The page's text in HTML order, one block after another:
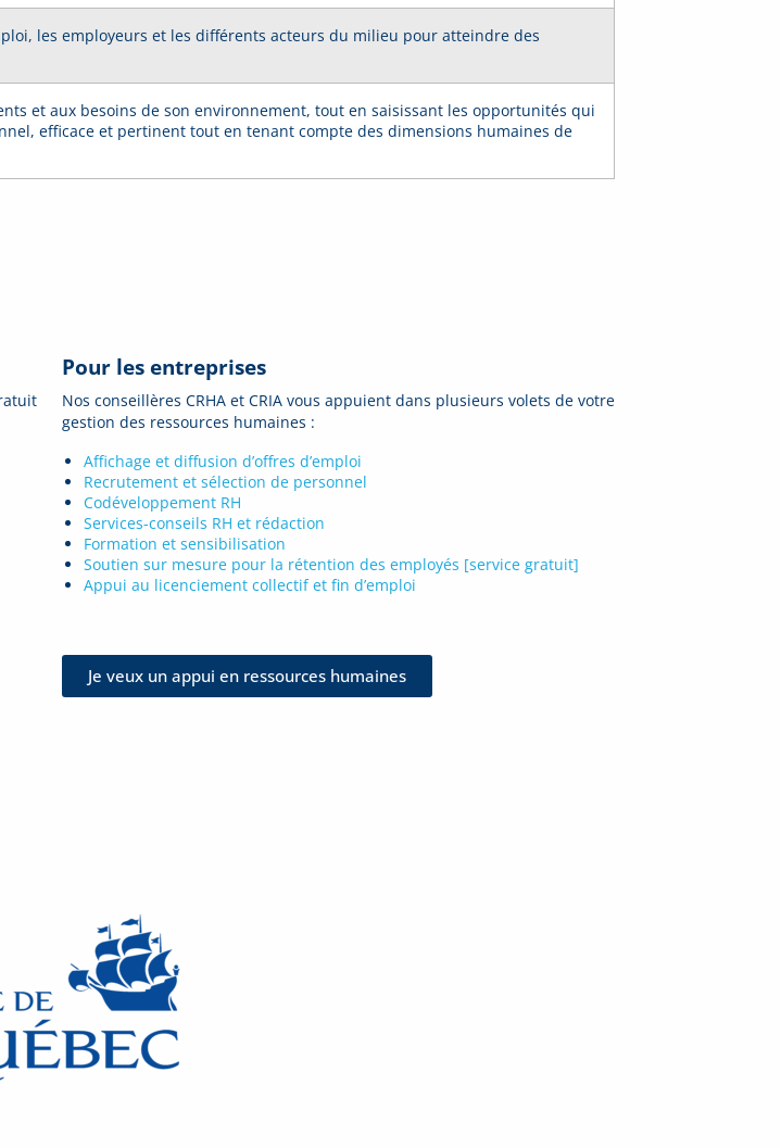
les employeurs et les différents acteurs du milieu pour atteindre des
et aux besoins de son environnement, tout en saisissant les opportunités qui
efficace et pertinent tout en tenant compte des dimensions humaines de
Pour les entreprises
Nos conseillères CRHA et CRIA vous appuient dans plusieurs volets de votre
gestion des ressources humaines :
Affichage et diffusion d’offres d’emploi
Recrutement et sélection de personnel
Codéveloppement RH
Services-conseils RH et rédaction
Formation et sensibilisation
Soutien sur mesure pour la rétention des employés [service gratuit]
Appui au licenciement collectif et fin d’emploi
Je veux un appui en ressources humaines